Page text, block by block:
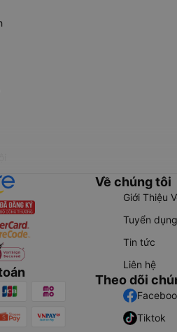
Về chúng tôi
Giới Thiệu
Tuyển dụng
Tin tức
Liên hệ
Theo dõi
Tiktok